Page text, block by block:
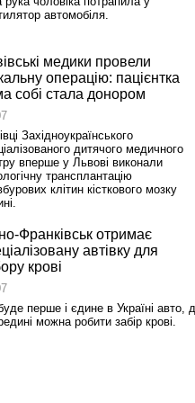
автомобіля.
медики провели
операцію: пацієнтка
собі стала донором
Західноукраїнського
дитячого медичного
вперше у Львові виконали
трансплантацію
клітин кісткового мозку
Франківськ отримає
автівку для
крові
перше і єдине в Україні авто,
можна робити забір крові.